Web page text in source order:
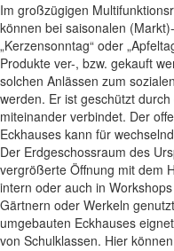
Im großzügigen
können bei saisonalen
„Kerzensonntag“ oder
Produkte ver-, bzw. gekauft
solchen Anlässen zum
werden. Er ist geschützt
miteinander verbindet. Der
Eckhauses kann für
Der Erdgeschossraum des
vergrößerte Öffnung mit dem
intern oder auch in
Gärtnern oder Werkeln
umgebauten Eckhauses
von Schulklassen. Hier